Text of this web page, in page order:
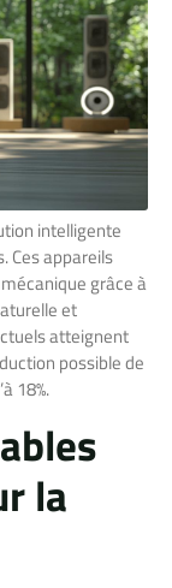
intelligente
Ces appareils
grâce à
et
atteignent
possible de
18%.
la